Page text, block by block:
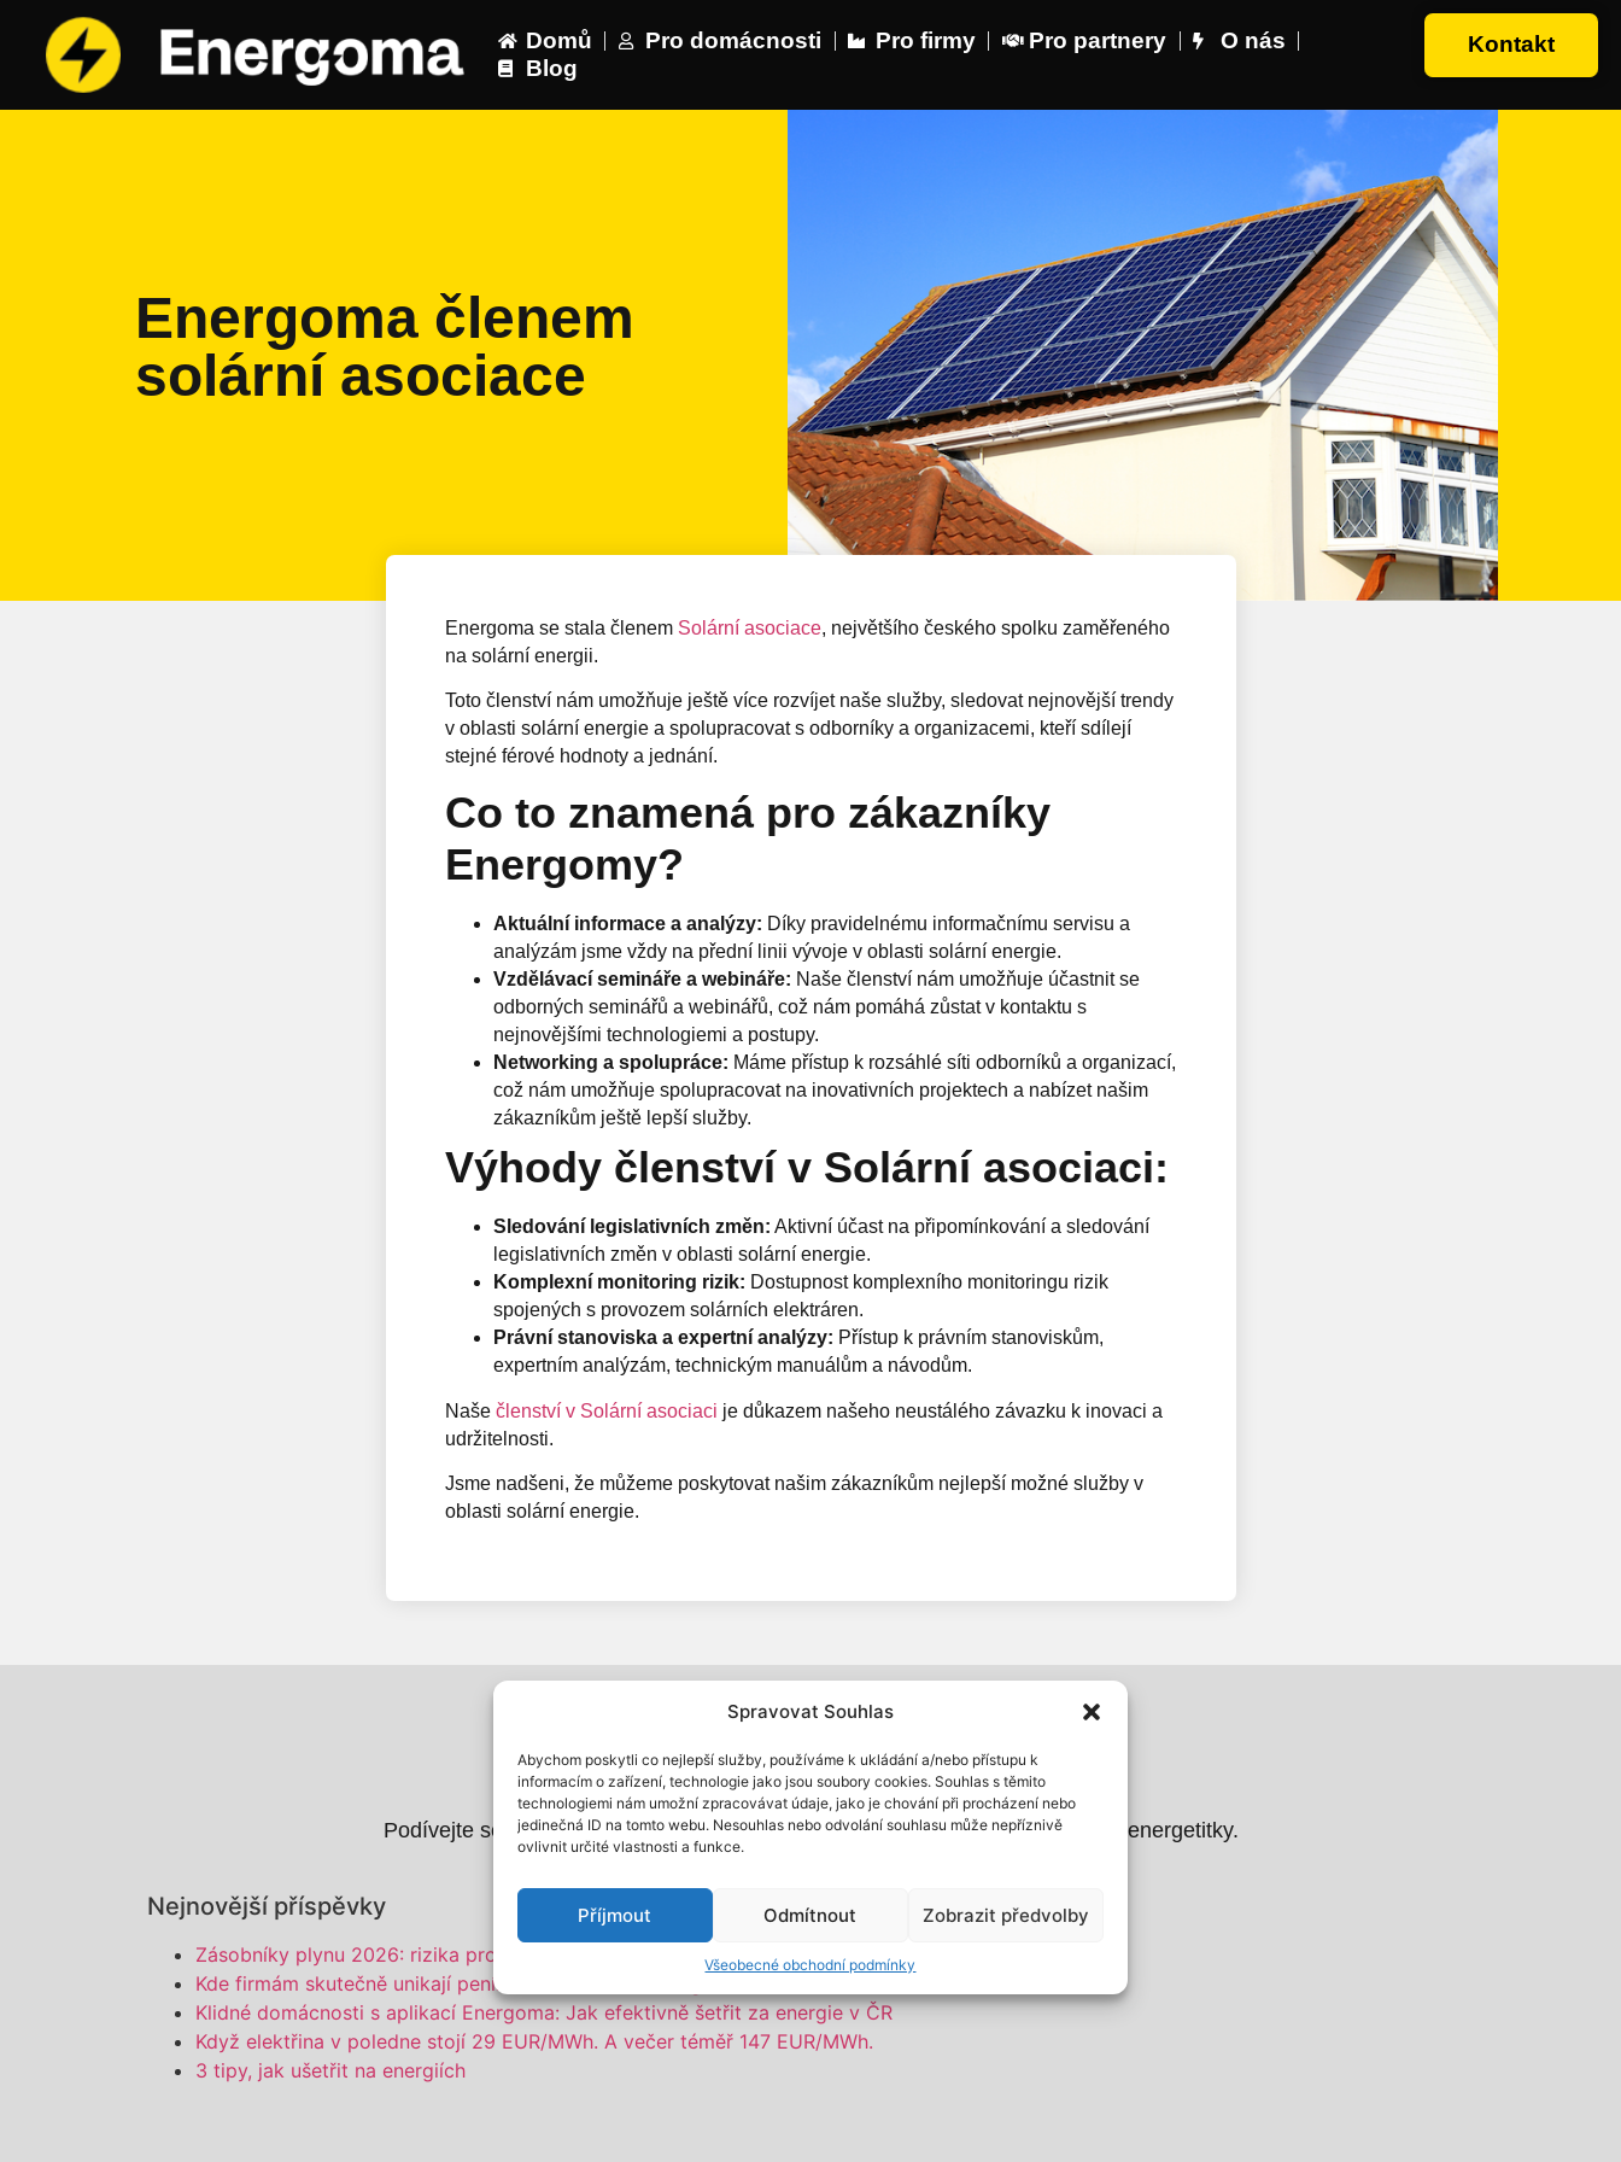
Spravovat Souhlas
Abychom poskytli co nejlepší služby, používáme k ukládání a/nebo přístupu k
informacím o zařízení, technologie jako jsou soubory cookies. Souhlas s těmito
technologiemi nám umožní zpracovávat údaje, jako je chování při procházení nebo
jedinečná ID na tomto webu. Nesouhlas nebo odvolání souhlasu může nepříznivě
ovlivnit určité vlastnosti a funkce.
Příjmout Odmítnout Zobrazit předvolby
Všeobecné obchodní podmínky
Domů Pro domácnosti Pro firmy Pro partnery
O nás
Blog
Kontakt
Energoma členem
solární asociace
Energoma se stala členem Solární asociace, největšího českého spolku zaměřeného
na solární energii.
Toto členství nám umožňuje ještě více rozvíjet naše služby, sledovat nejnovější trendy
v oblasti solární energie a spolupracovat s odborníky a organizacemi, kteří sdílejí
stejné férové hodnoty a jednání.
Co to znamená pro zákazníky
Energomy?
Aktuální informace a analýzy: Díky pravidelnému informačnímu servisu a
analýzám jsme vždy na přední linii vývoje v oblasti solární energie.
Vzdělávací semináře a webináře: Naše členství nám umožňuje účastnit se
odborných seminářů a webinářů, což nám pomáhá zůstat v kontaktu s
nejnovějšími technologiemi a postupy.
Networking a spolupráce: Máme přístup k rozsáhlé síti odborníků a organizací,
což nám umožňuje spolupracovat na inovativních projektech a nabízet našim
zákazníkům ještě lepší služby.
Výhody členství v Solární asociaci:
Sledování legislativních změn: Aktivní účast na připomínkování a sledování
legislativních změn v oblasti solární energie.
Komplexní monitoring rizik: Dostupnost komplexního monitoringu rizik
spojených s provozem solárních elektráren.
Právní stanoviska a expertní analýzy: Přístup k právním stanoviskům,
expertním analýzám, technickým manuálům a návodům.
Naše členství v Solární asociaci je důkazem našeho neustálého závazku k inovaci a
udržitelnosti.
Jsme nadšeni, že můžeme poskytovat našim zákazníkům nejlepší možné služby v
oblasti solární energie.
Zajímá vás více článků?
Podívejte se na další podobné články, ve kterých najdete tipy a rady v oblasti energetitky.
Nejnovější příspěvky
Zásobníky plynu 2026: rizika pro firmy před zimou
Kde firmám skutečně unikají peníze na faktuře za energie
Klidné domácnosti s aplikací Energoma: Jak efektivně šetřit za energie v ČR
Když elektřina v poledne stojí 29 EUR/MWh. A večer téměř 147 EUR/MWh.
3 tipy, jak ušetřit na energiích